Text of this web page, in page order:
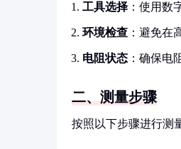
工具选择 ：使用数
环境检查 ：避免在
电阻状态 ：确保电
二、测量步骤
按照以下步骤进行测